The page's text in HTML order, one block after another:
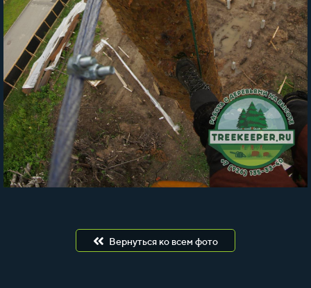
Вернуться ко всем фото